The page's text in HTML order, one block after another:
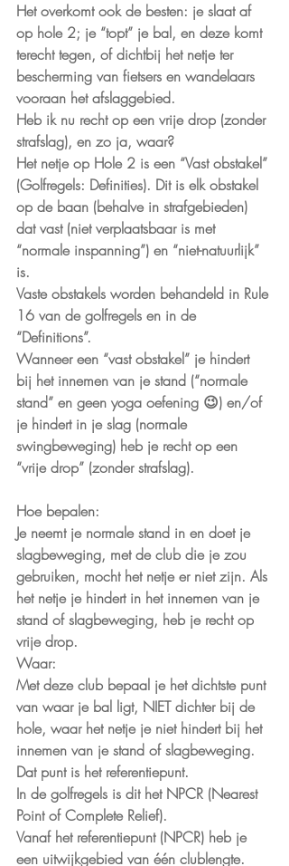
Het overkomt ook de besten: je slaat af
op hole 2; je “topt” je bal, en deze komt
terecht tegen, of dichtbij het netje ter
bescherming van fietsers en wandelaars
vooraan het afslaggebied.
Heb ik nu recht op een vrije drop (zonder
strafslag), en zo ja, waar?
Het netje op Hole 2 is een “Vast obstakel”
(Golfregels: Definities). Dit is elk obstakel
op de baan (behalve in strafgebieden)
dat vast (niet verplaatsbaar is met
“normale inspanning”) en “niet-natuurlijk”
is.
Vaste obstakels worden behandeld in Rule
16 van de golfregels en in de
“Definitions”.
Wanneer een “vast obstakel” je hindert
bij het innemen van je stand (“normale
stand” en geen yoga oefening 😉) en/of
je hindert in je slag (normale
swingbeweging) heb je recht op een
“vrije drop” (zonder strafslag).
Hoe bepalen:
Je neemt je normale stand in en doet je
slagbeweging, met de club die je zou
gebruiken, mocht het netje er niet zijn. Als
het netje je hindert in het innemen van je
stand of slagbeweging, heb je recht op
vrije drop.
Waar:
Met deze club bepaal je het dichtste punt
van waar je bal ligt, NIET dichter bij de
hole, waar het netje je niet hindert bij het
innemen van je stand of slagbeweging.
Dat punt is het referentiepunt.
In de golfregels is dit het NPCR (Nearest
Point of Complete Relief).
Vanaf het referentiepunt (NPCR) heb je
een uitwijkgebied van één clublengte.